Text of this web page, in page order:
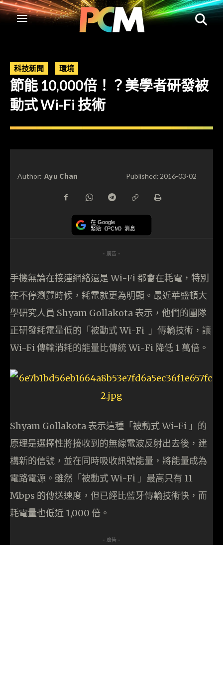
科技新聞 環境
節能 10,000倍！？美學者研發被
動式 Wi-Fi 技術
Author: Ayu Chan Published:2016-03-02
在 Google
緊貼《PCM》消息
- 廣告 -
手機無論在接連網絡還是 Wi-Fi 都會在耗電，特別
在不停瀏覽時候，耗電就更為明顯。最近華盛頓大
學研究人員 Shyam Gollakota 表示，他們的團隊
正研發耗電量低的「被動式 Wi-Fi 」傳輸技術，讓
Wi-Fi 傳輸消耗的能量比傳統 Wi-Fi 降低 1 萬倍。
Shyam Gollakota 表示這種「被動式 Wi-Fi 」的
原理是選擇性將接收到的無線電波反射出去後，建
構新的信號，並在同時吸收訊號能量，將能量成為
電路電源。雖然「被動式 Wi-Fi 」最高只有 11
Mbps 的傳送速度，但已經比藍牙傳輸技術快，而
耗電量也低近 1,000 倍。
- 廣告 -